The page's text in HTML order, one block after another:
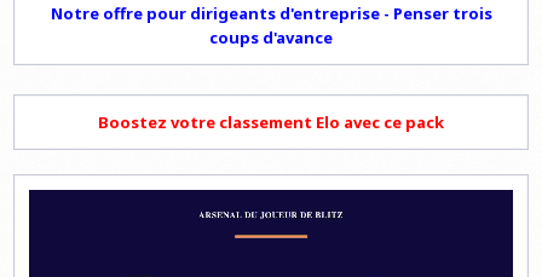
Notre offre pour dirigeants d'entreprise - Penser trois
coups d'avance
Boostez votre classement Elo avec ce pack